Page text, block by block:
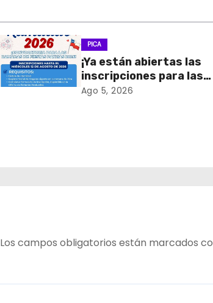
PICA
¡Ya están abiertas las
inscripciones para las
Ramadas de Fiestas
Ago 5, 2026
Los campos obligatorios están marcados